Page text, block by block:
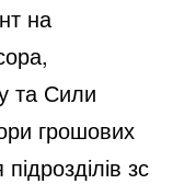
на
та Сили
грошових
зс